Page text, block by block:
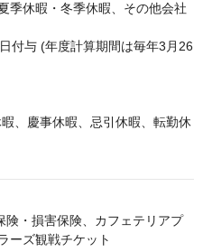
季休暇・冬季休暇、その他会社
付与 (年度計算期間は毎年3月26
、慶事休暇、忌引休暇、転勤休
・損害保険、カフェテリアプ
ーズ観戦チケット